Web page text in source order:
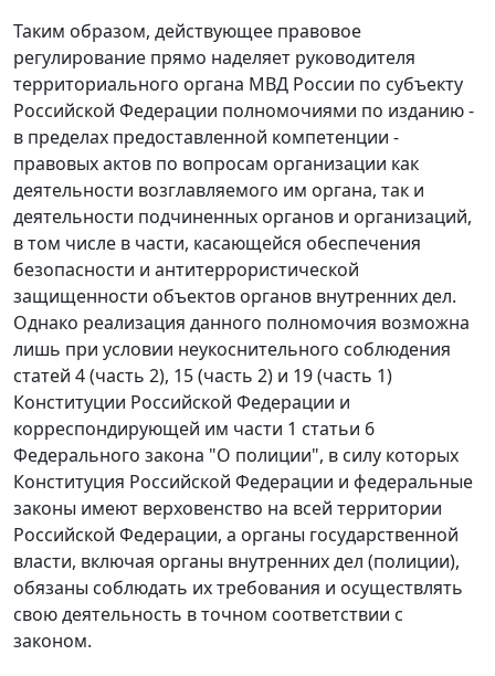
Таким образом, действующее правовое
регулирование прямо наделяет руководителя
территориального органа МВД России по субъекту
Российской Федерации полномочиями по изданию -
в пределах предоставленной компетенции -
правовых актов по вопросам организации как
деятельности возглавляемого им органа, так и
деятельности подчиненных органов и организаций,
в том числе в части, касающейся обеспечения
безопасности и антитеррористической
защищенности объектов органов внутренних дел.
Однако реализация данного полномочия возможна
лишь при условии неукоснительного соблюдения
статей 4 (часть 2), 15 (часть 2) и 19 (часть 1)
Конституции Российской Федерации и
корреспондирующей им части 1 статьи 6
Федерального закона "О полиции", в силу которых
Конституция Российской Федерации и федеральные
законы имеют верховенство на всей территории
Российской Федерации, а органы государственной
власти, включая органы внутренних дел (полиции),
обязаны соблюдать их требования и осуществлять
свою деятельность в точном соответствии с
законом.